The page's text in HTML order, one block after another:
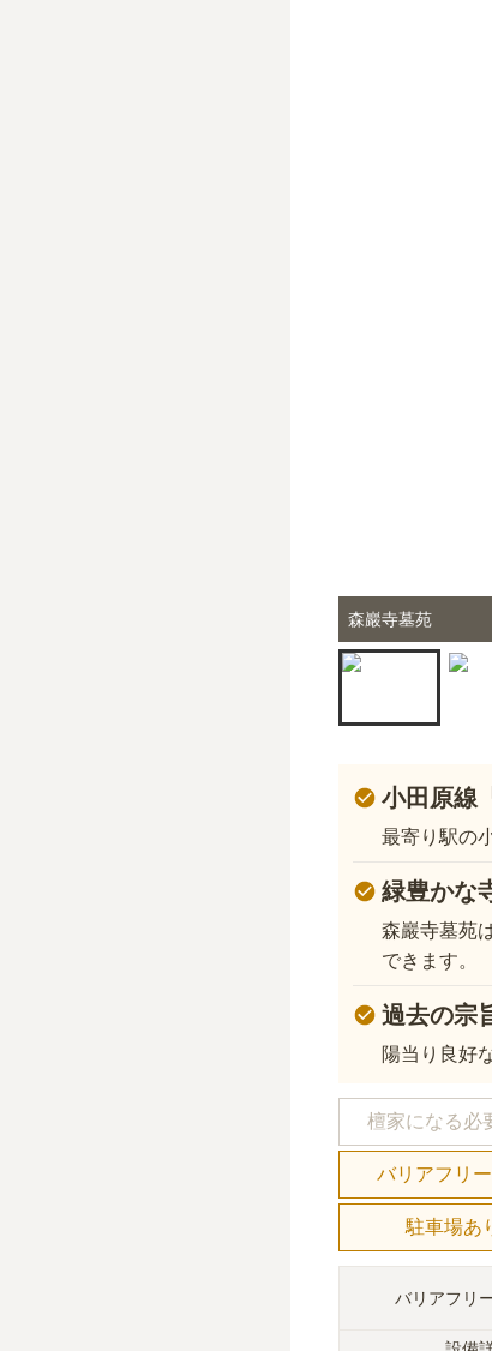
森巖寺墓苑
小田原線
最寄り駅の
緑豊かな
森巖寺墓苑
できます。
過去の宗
陽当り良好
檀家になる必
バリアフリ
駐車場あ
バリアフリ